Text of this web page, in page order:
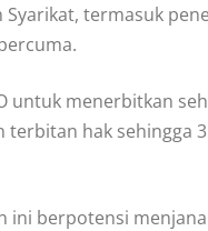
termasuk
untuk menerbitkan
hak sehingga
ini berpotensi